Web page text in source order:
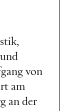
von
am
an der